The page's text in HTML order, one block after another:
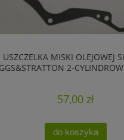
USZCZELKA MISKI OLEJOWEJ
2-
57,00 zł
do koszyka